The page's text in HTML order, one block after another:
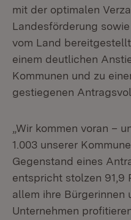
mit der optimalen
Landesförderung
vom Land
einem deutlichen
Kommunen und zu
gestiegenen
„Wir kommen voran –
1.003 unserer
Gegenstand eines
entspricht stolzen 91,9
allem ihre Bürgerinnen
Unternehmen